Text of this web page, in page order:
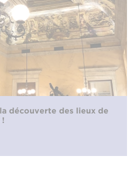
découverte des lieux de